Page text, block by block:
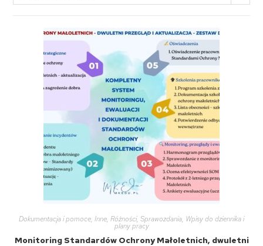
Dokumentacja i pomoce, Inne, Różności, Sprawozdania, Wpisy do dziennika i
plany pracy
Monitoring Standardów Ochrony Małoletnich, dwuletni